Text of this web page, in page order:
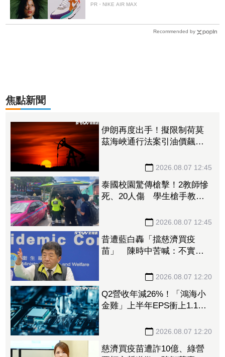
PR・NIKE AIR MAX
Recommended by
焦點新聞
伊朗再度出手！擬限制荷莫
茲海峽通行法案引油價飆
2026.08.07 12:45
泰國校園驚傳槍擊！2教師慘
死、20人傷 學生槍手教室
2026.08.07 12:45
昔遭藍白轟「擋慈濟買疫
苗」 陳時中苦喊：不實指
2026.08.07 12:20
Q2營收年減26%！「鴻海小
金雞」上半年EPS衝上1.1
2026.08.07 12:20
慈濟買疫苗遭詐10億、綠營